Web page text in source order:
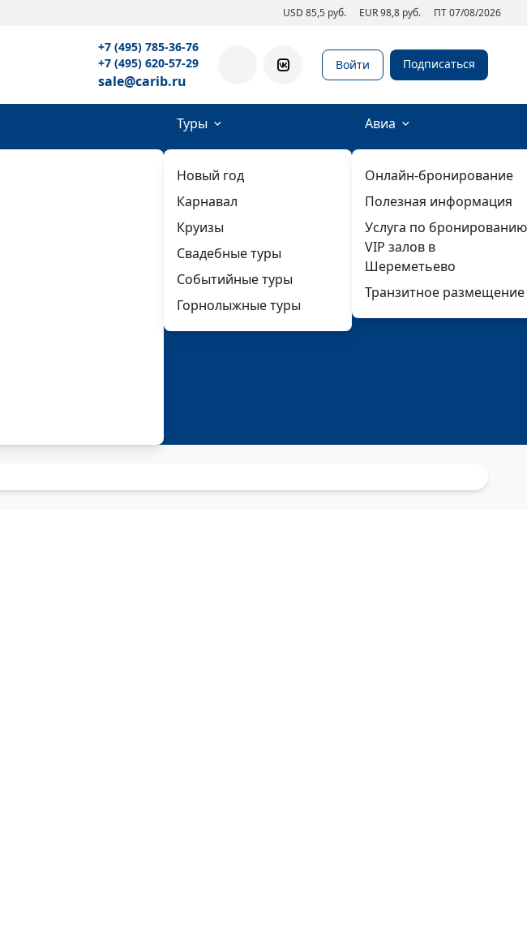
USD 85,5 руб. EUR 98,8 руб. ПТ 07/08/2026
+7 (495) 785-36-76
+7 (495) 620-57-29
sale@carib.ru
Войти Подписаться
Туры
Новый год
Карнавал
Круизы
Свадебные туры
Событийные туры
Горнолыжные туры
Авиа
Онлайн-бронирование
Полезная информация
Услуга по бронированию
VIP залов в
Шереметьево
Транзитное размещение